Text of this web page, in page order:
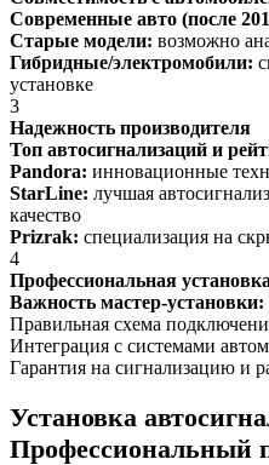
Современные авто (после
Старые модели: возможно
Гибридные/электромобили:
установке
3
Надежность производителя
Топ автосигнализаций и
Pandora: инновационные
StarLine: лучшая
качество
Prizrak: специализация на
4
Профессиональная
Важность мастер-установки:
Правильная схема
Интеграция с системами
Гарантия на сигнализацию и
Установка
Профессиональный